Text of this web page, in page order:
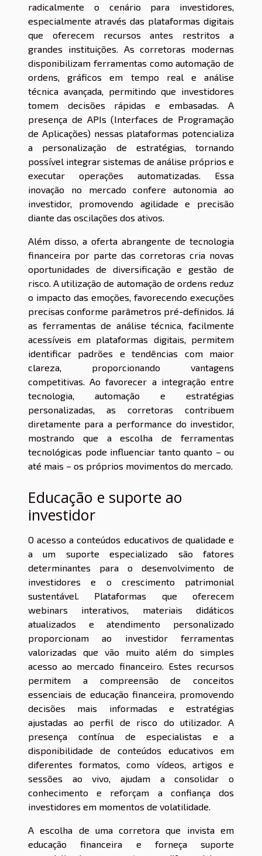
radicalmente o cenário para investidores,
especialmente através das plataformas digitais
que oferecem recursos antes restritos a
grandes instituições. As corretoras modernas
disponibilizam ferramentas como automação de
ordens, gráficos em tempo real e análise
técnica avançada, permitindo que investidores
tomem decisões rápidas e embasadas. A
presença de APIs (Interfaces de Programação
de Aplicações) nessas plataformas potencializa
a personalização de estratégias, tornando
possível integrar sistemas de análise próprios e
executar operações automatizadas. Essa
inovação no mercado confere autonomia ao
investidor, promovendo agilidade e precisão
diante das oscilações dos ativos.
Além disso, a oferta abrangente de tecnologia
financeira por parte das corretoras cria novas
oportunidades de diversificação e gestão de
risco. A utilização de automação de ordens reduz
o impacto das emoções, favorecendo execuções
precisas conforme parâmetros pré-definidos. Já
as ferramentas de análise técnica, facilmente
acessíveis em plataformas digitais, permitem
identificar padrões e tendências com maior
clareza, proporcionando vantagens
competitivas. Ao favorecer a integração entre
tecnologia, automação e estratégias
personalizadas, as corretoras contribuem
diretamente para a performance do investidor,
mostrando que a escolha de ferramentas
tecnológicas pode influenciar tanto quanto – ou
até mais – os próprios movimentos do mercado.
Educação e suporte ao
investidor
O acesso a conteúdos educativos de qualidade e
a um suporte especializado são fatores
determinantes para o desenvolvimento de
investidores e o crescimento patrimonial
sustentável. Plataformas que oferecem
webinars interativos, materiais didáticos
atualizados e atendimento personalizado
proporcionam ao investidor ferramentas
valorizadas que vão muito além do simples
acesso ao mercado financeiro. Estes recursos
permitem a compreensão de conceitos
essenciais de educação financeira, promovendo
decisões mais informadas e estratégias
ajustadas ao perfil de risco do utilizador. A
presença contínua de especialistas e a
disponibilidade de conteúdos educativos em
diferentes formatos, como vídeos, artigos e
sessões ao vivo, ajudam a consolidar o
conhecimento e reforçam a confiança dos
investidores em momentos de volatilidade.
A escolha de uma corretora que invista em
educação financeira e forneça suporte